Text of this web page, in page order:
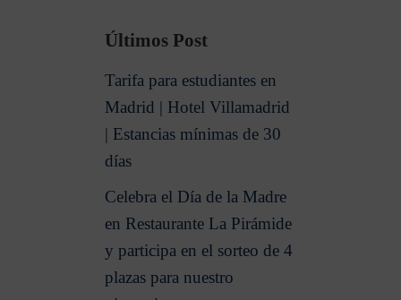
Últimos Post
Tarifa para estudiantes en
Madrid | Hotel Villamadrid
| Estancias mínimas de 30
días
Celebra el Día de la Madre
en Restaurante La Pirámide
y participa en el sorteo de 4
plazas para nuestro